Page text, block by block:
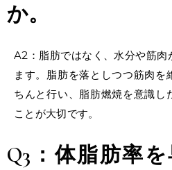
か。
A2：脂肪ではなく、水分や筋肉
ます。脂肪を落としつつ筋肉を
ちんと行い、脂肪燃焼を意識し
ことが大切です。
Q3：体脂肪率